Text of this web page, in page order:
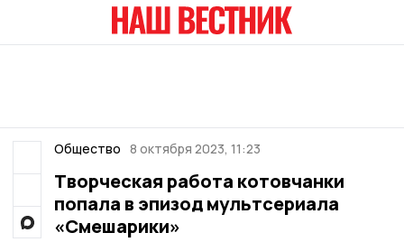
Общество 8 октября 2023, 11:23
Творческая работа котовчанки
попала в эпизод мультсериала
«Смешарики»